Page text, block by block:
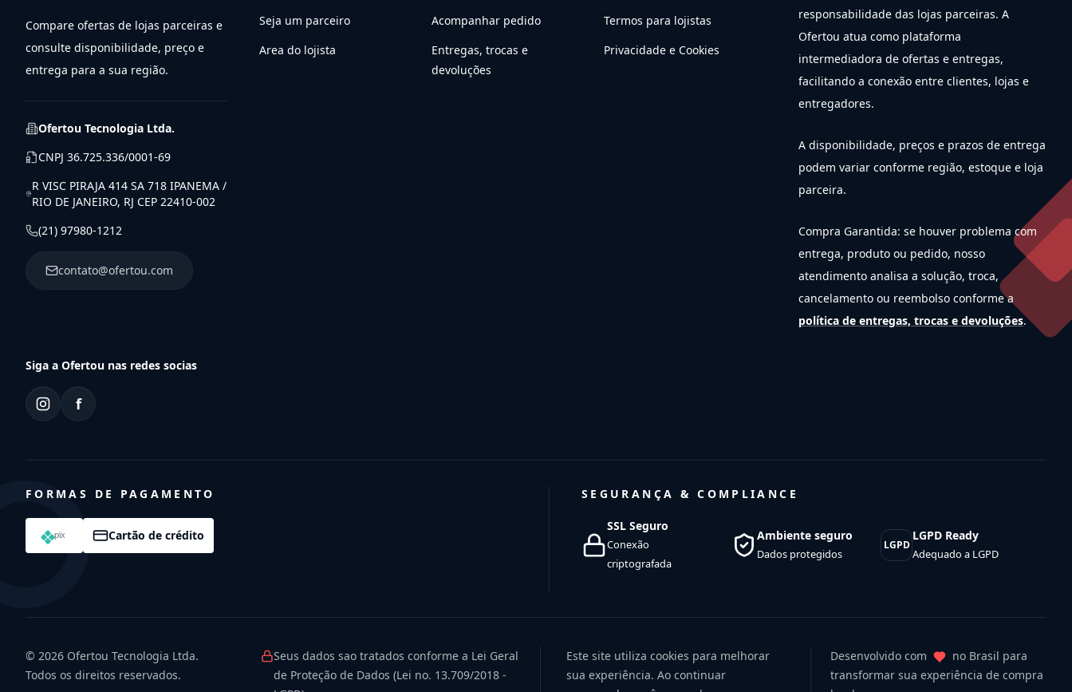
Compare ofertas de lojas parceiras e
consulte disponibilidade, preço e
entrega para a sua região.
Ofertou Tecnologia Ltda.
CNPJ 36.725.336/0001-69
R VISC PIRAJA 414 SA 718 IPANEMA /
RIO DE JANEIRO, RJ CEP 22410-002
(21) 97980-1212
contato@ofertou.com
Seja um parceiro
Area do lojista
Acompanhar pedido
Entregas, trocas e
devoluções
Termos para lojistas
Privacidade e Cookies
responsabilidade das lojas parceiras. A
Ofertou atua como plataforma
intermediadora de ofertas e entregas,
facilitando a conexão entre clientes, lojas e
entregadores.
A disponibilidade, preços e prazos de entrega
podem variar conforme região, estoque e loja
parceira.
Compra Garantida: se houver problema com
entrega, produto ou pedido, nosso
atendimento analisa a solução, troca,
cancelamento ou reembolso conforme a
política de entregas, trocas e devoluções.
Siga a Ofertou nas redes socias
f
FORMAS DE PAGAMENTO
Cartão de crédito
SEGURANÇA & COMPLIANCE
SSL Seguro
Conexão
criptografada
Ambiente seguro
Dados protegidos
LGPD
LGPD Ready
Adequado a LGPD
© 2026 Ofertou Tecnologia Ltda.
Todos os direitos reservados.
Seus dados sao tratados conforme a Lei Geral
de Proteção de Dados (Lei no. 13.709/2018 -
Este site utiliza cookies para melhorar
sua experiência. Ao continuar
Desenvolvido com
no Brasil para
transformar sua experiência de compra